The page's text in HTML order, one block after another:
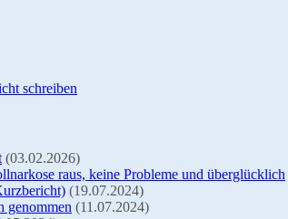
schreiben
(03.02.2026)
raus, keine Probleme und überglücklich
(19.07.2024)
genommen (11.07.2024)